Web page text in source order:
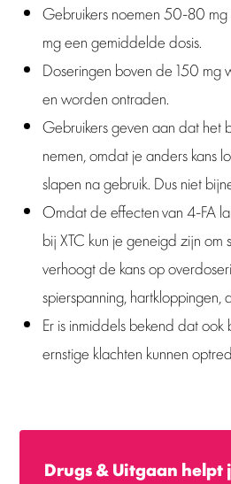
Gebruikers noemen 50-80
mg een gemiddelde dosis.
Doseringen boven de 150 mg
en worden ontraden.
Gebruikers geven aan dat het
nemen, omdat je anders kans
slapen na gebruik. Dus niet
Omdat de effecten van 4-FA
bij XTC kun je geneigd zijn om
verhoogt de kans op
spierspanning, hartkloppingen,
Er is inmiddels bekend dat
ernstige klachten kunnen
Drugs & Uitgaan helpt